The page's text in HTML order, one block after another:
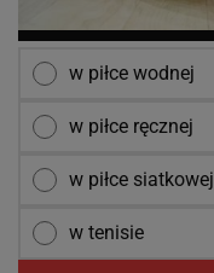
w piłce wodnej
w piłce ręcznej
w piłce siatkowej
w tenisie